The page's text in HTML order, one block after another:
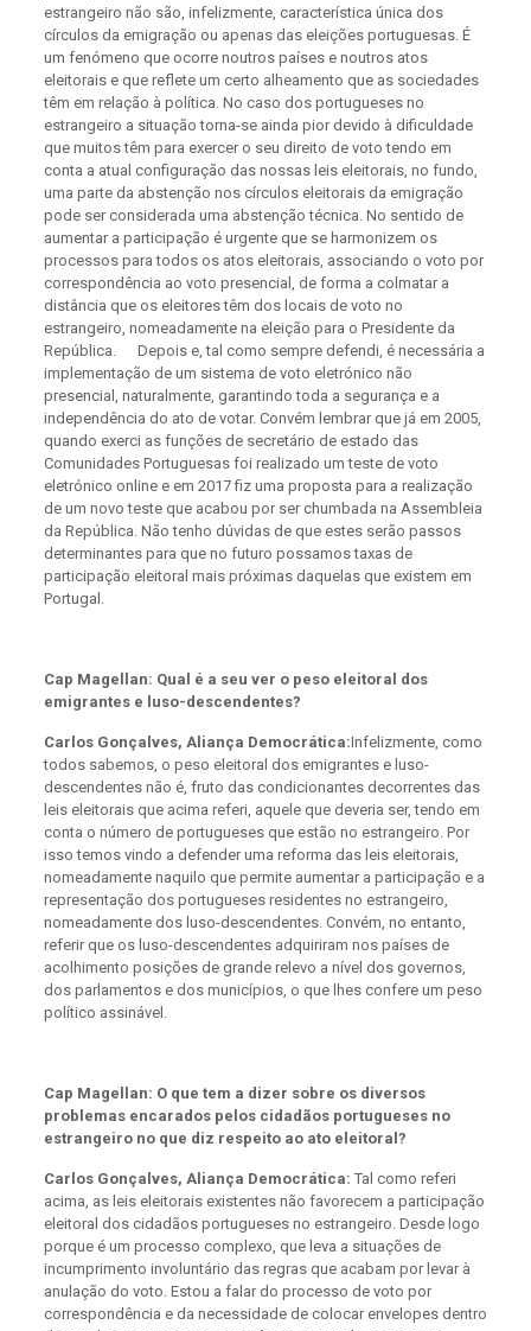
estrangeiro não são, infelizmente, característica única dos
círculos da emigração ou apenas das eleições portuguesas. É
um fenómeno que ocorre noutros países e noutros atos
eleitorais e que reflete um certo alheamento que as sociedades
têm em relação à política. No caso dos portugueses no
estrangeiro a situação torna-se ainda pior devido à dificuldade
que muitos têm para exercer o seu direito de voto tendo em
conta a atual configuração das nossas leis eleitorais, no fundo,
uma parte da abstenção nos círculos eleitorais da emigração
pode ser considerada uma abstenção técnica. No sentido de
aumentar a participação é urgente que se harmonizem os
processos para todos os atos eleitorais, associando o voto por
correspondência ao voto presencial, de forma a colmatar a
distância que os eleitores têm dos locais de voto no
estrangeiro, nomeadamente na eleição para o Presidente da
República. Depois e, tal como sempre defendi, é necessária a
implementação de um sistema de voto eletrónico não
presencial, naturalmente, garantindo toda a segurança e a
independência do ato de votar. Convém lembrar que já em 2005,
quando exerci as funções de secretário de estado das
Comunidades Portuguesas foi realizado um teste de voto
eletrónico online e em 2017 fiz uma proposta para a realização
de um novo teste que acabou por ser chumbada na Assembleia
da República. Não tenho dúvidas de que estes serão passos
determinantes para que no futuro possamos taxas de
participação eleitoral mais próximas daquelas que existem em
Portugal.
Cap Magellan: Qual é a seu ver o peso eleitoral dos
emigrantes e luso-descendentes?
Carlos Gonçalves, Aliança Democrática:Infelizmente, como
todos sabemos, o peso eleitoral dos emigrantes e luso-
descendentes não é, fruto das condicionantes decorrentes das
leis eleitorais que acima referi, aquele que deveria ser, tendo em
conta o número de portugueses que estão no estrangeiro. Por
isso temos vindo a defender uma reforma das leis eleitorais,
nomeadamente naquilo que permite aumentar a participação e a
representação dos portugueses residentes no estrangeiro,
nomeadamente dos luso-descendentes. Convém, no entanto,
referir que os luso-descendentes adquiriram nos países de
acolhimento posições de grande relevo a nível dos governos,
dos parlamentos e dos municípios, o que lhes confere um peso
político assinável.
Cap Magellan: O que tem a dizer sobre os diversos
problemas encarados pelos cidadãos portugueses no
estrangeiro no que diz respeito ao ato eleitoral?
Carlos Gonçalves, Aliança Democrática: Tal como referi
acima, as leis eleitorais existentes não favorecem a participação
eleitoral dos cidadãos portugueses no estrangeiro. Desde logo
porque é um processo complexo, que leva a situações de
incumprimento involuntário das regras que acabam por levar à
anulação do voto. Estou a falar do processo de voto por
correspondência e da necessidade de colocar envelopes dentro